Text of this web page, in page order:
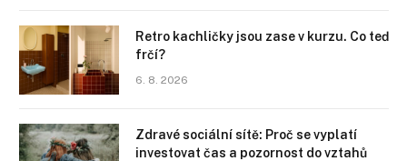
Retro kachličky jsou zase v kurzu. Co teď
frčí?
6. 8. 2026
Zdravé sociální sítě: Proč se vyplatí
investovat čas a pozornost do vztahů